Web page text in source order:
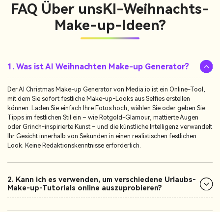
FAQ Über unsKI-Weihnachts-
Make-up-Ideen?
1. Was ist AI Weihnachten Make-up Generator?
Der AI Christmas Make-up Generator von Media.io ist ein Online-Tool,
mit dem Sie sofort festliche Make-up-Looks aus Selfies erstellen
können. Laden Sie einfach Ihre Fotos hoch, wählen Sie oder geben Sie
Tipps im festlichen Stil ein – wie Rotgold-Glamour, mattierte Augen
oder Grinch-inspirierte Kunst – und die künstliche Intelligenz verwandelt
Ihr Gesicht innerhalb von Sekunden in einen realistischen festlichen
Look. Keine Redaktionskenntnisse erforderlich.
2. Kann ich es verwenden, um verschiedene Urlaubs-
Make-up-Tutorials online auszuprobieren?